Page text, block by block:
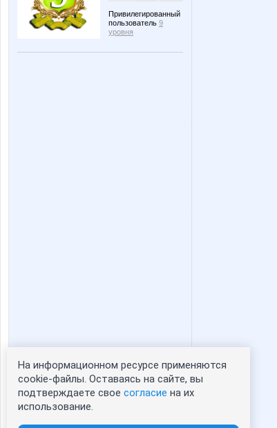
Привилегированный
пользователь 9
уровня
Статистика портрета:
сейчас просматривают портрет - 0
зарегистрированные пользователи
На информационном ресурсе применяются
cookie-файлы. Оставаясь на сайте, вы
подтверждаете свое согласие на их
использование.